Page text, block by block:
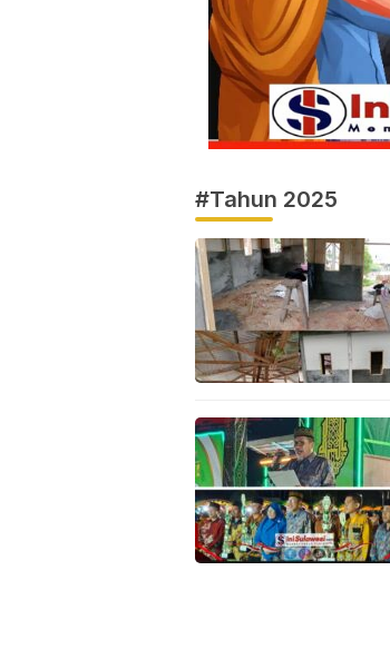
#Tahun 2025